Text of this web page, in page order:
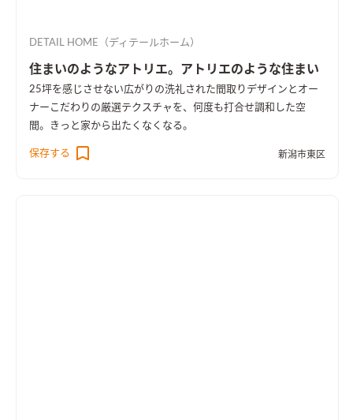
DETAIL HOME（ディテールホーム）
住まいのようなアトリエ。アトリエのような住まい
25坪を感じさせない広がりの洗礼された間取りデザインとオー
ナーこだわりの厳選テクスチャを、何度も打合せ調和した空
間。きっと家から出たくなくなる。
保存する 新潟市東区